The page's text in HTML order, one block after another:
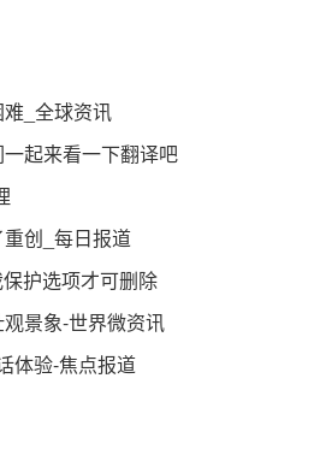
_全球资讯
起来看一下翻译吧
创_每日报道
护选项才可删除
景象-世界微资讯
体验-焦点报道